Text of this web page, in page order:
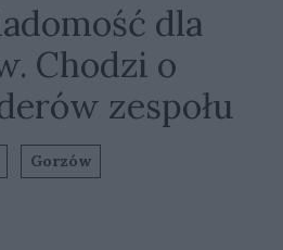
dla
Chodzi o
zespołu
Gorzów